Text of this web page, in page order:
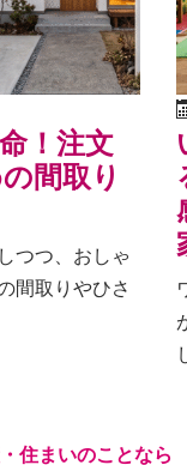
！注文
間取り
つつ、おしゃ
間取りやひさ
住まいのことなら